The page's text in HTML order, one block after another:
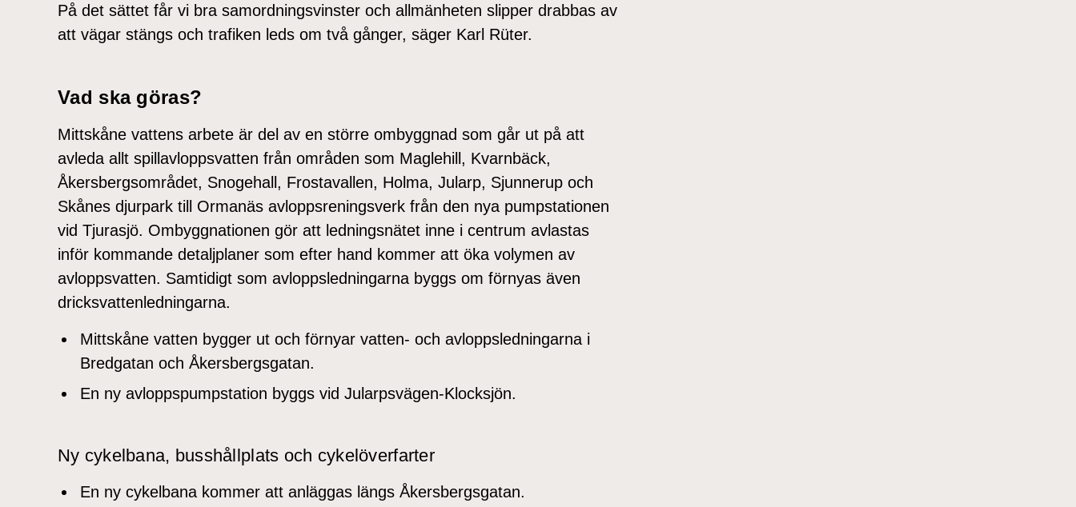
På det sättet får vi bra samordningsvinster och allmänheten slipper drabbas av
att vägar stängs och trafiken leds om två gånger, säger Karl Rüter.
Vad ska göras?
Mittskåne vattens arbete är del av en större ombyggnad som går ut på att
avleda allt spillavloppsvatten från områden som Maglehill, Kvarnbäck,
Åkersbergsområdet, Snogehall, Frostavallen, Holma, Jularp, Sjunnerup och
Skånes djurpark till Ormanäs avloppsreningsverk från den nya pumpstationen
vid Tjurasjö. Ombyggnationen gör att ledningsnätet inne i centrum avlastas
inför kommande detaljplaner som efter hand kommer att öka volymen av
avloppsvatten. Samtidigt som avloppsledningarna byggs om förnyas även
dricksvattenledningarna.
Mittskåne vatten bygger ut och förnyar vatten- och avloppsledningarna i
Bredgatan och Åkersbergsgatan.
En ny avloppspumpstation byggs vid Jularpsvägen-Klocksjön.
Ny cykelbana, busshållplats och cykelöverfarter
En ny cykelbana kommer att anläggas längs Åkersbergsgatan.